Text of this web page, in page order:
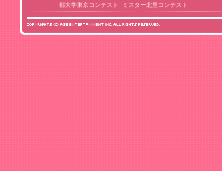
都大学東京コンテスト
ミスター北里コンテスト